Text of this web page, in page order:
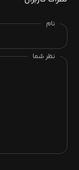
نام
نظر شما